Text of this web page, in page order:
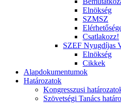
Elnökség
SZMSZ
Csatlakozz!
SZEF Nyugdíjas
Elnökség
Cikkek
Alapdokumentumok
Határozatok
Kongresszusi
Szövetségi Tanács